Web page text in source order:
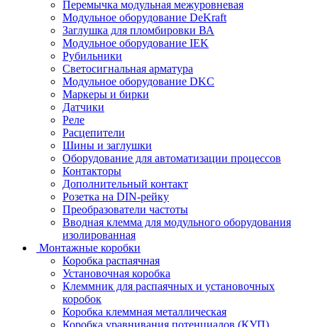
Перемычка модульная межуровневая
Модульное оборудование DeKraft
Заглушка для пломбировки ВА
Модульное оборудование IEK
Рубильники
Светосигнальная арматура
Модульное оборудование DKC
Маркеры и бирки
Датчики
Реле
Расцепители
Шины и заглушки
Оборудование для автоматизации процессов
Контакторы
Дополнительный контакт
Розетка на DIN-рейку
Преобразователи частоты
Вводная клемма для модульного оборудования
изолированная
Монтажные коробки
Коробка распаячная
Установочная коробка
Клеммник для распаячных и установочных
коробок
Коробка клеммная металлическая
Коробка уравнивания потенциалов (КУП)